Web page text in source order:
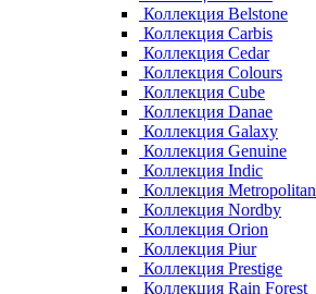
Коллекция Belstone
Коллекция Carbis
Коллекция Cedar
Коллекция Colours
Коллекция Cube
Коллекция Danae
Коллекция Galaxy
Коллекция Genuine
Коллекция Indic
Коллекция Metropolitan
Коллекция Nordby
Коллекция Orion
Коллекция Piur
Коллекция Prestige
Коллекция Rain Forest